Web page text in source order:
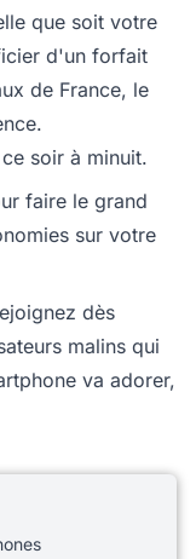
que soit votre
d'un forfait
de France, le
soir à minuit.
faire le grand
sur votre
dès
malins qui
va adorer,